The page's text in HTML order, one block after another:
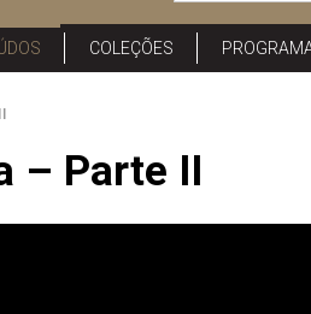
COLEÇÕES
– Parte II